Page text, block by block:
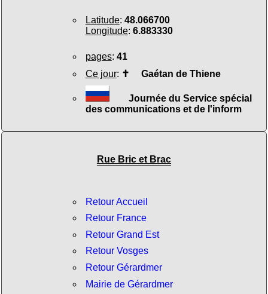
Latitude: 48.066700
Longitude: 6.883330
pages: 41
Ce jour: ✝ Gaétan de Thiene
Journée du Service spécial
des communications et de l'inform
Rue Bric et Brac
Retour Accueil
Retour France
Retour Grand Est
Retour Vosges
Retour Gérardmer
Mairie de Gérardmer